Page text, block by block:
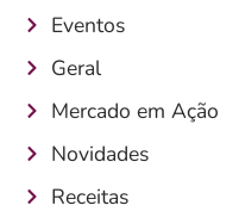
Eventos
Geral
Mercado em Ação
Novidades
Receitas